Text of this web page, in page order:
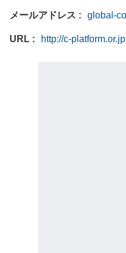
メールアドレス global-
URL http://c-platform.or.jp